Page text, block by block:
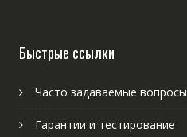
Быстрые ссылки
Часто задаваемые вопросы
Гарантии и тестирование